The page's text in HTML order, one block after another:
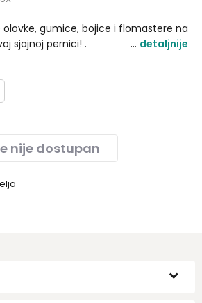
olovke, gumice, bojice i flomastere na
sjajnoj pernici! .
detaljnije
nije dostupan